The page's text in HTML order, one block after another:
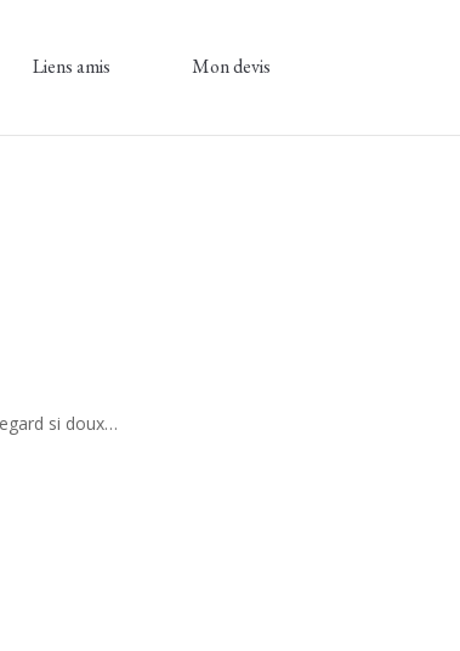
Liens amis Mon devis
si doux…